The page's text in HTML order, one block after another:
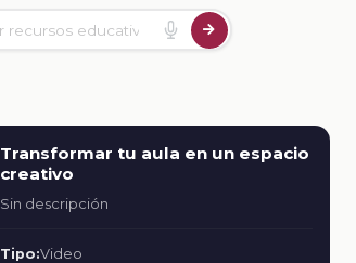
Transformar tu aula en un espacio
creativo
Sin descripción
Tipo:Video